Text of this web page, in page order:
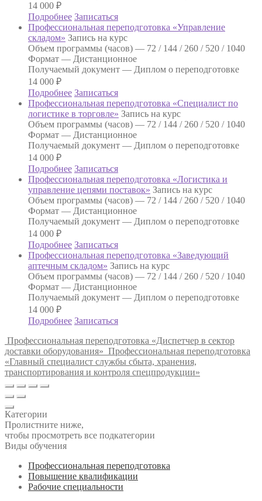
14 000 ₽
Подробнее Записаться
Профессиональная переподготовка «Управление
складом» Запись на курс
Объем программы (часов) — 72 / 144 / 260 / 520 / 1040
Формат — Дистанционное
Получаемый документ — Диплом о переподготовке
14 000 ₽
Подробнее Записаться
Профессиональная переподготовка «Специалист по
логистике в торговле» Запись на курс
Объем программы (часов) — 72 / 144 / 260 / 520 / 1040
Формат — Дистанционное
Получаемый документ — Диплом о переподготовке
14 000 ₽
Подробнее Записаться
Профессиональная переподготовка «Логистика и
управление цепями поставок» Запись на курс
Объем программы (часов) — 72 / 144 / 260 / 520 / 1040
Формат — Дистанционное
Получаемый документ — Диплом о переподготовке
14 000 ₽
Подробнее Записаться
Профессиональная переподготовка «Заведующий
аптечным складом» Запись на курс
Объем программы (часов) — 72 / 144 / 260 / 520 / 1040
Формат — Дистанционное
Получаемый документ — Диплом о переподготовке
14 000 ₽
Подробнее Записаться
Профессиональная переподготовка «Диспетчер в сектор
доставки оборудования» Профессиональная переподготовка
«Главный специалист службы сбыта, хранения,
транспортирования и контроля спецпродукции»
Категории
Пролистните ниже,
чтобы просмотреть все подкатегории
Виды обучения
Профессиональная переподготовка
Повышение квалификации
Рабочие специальности